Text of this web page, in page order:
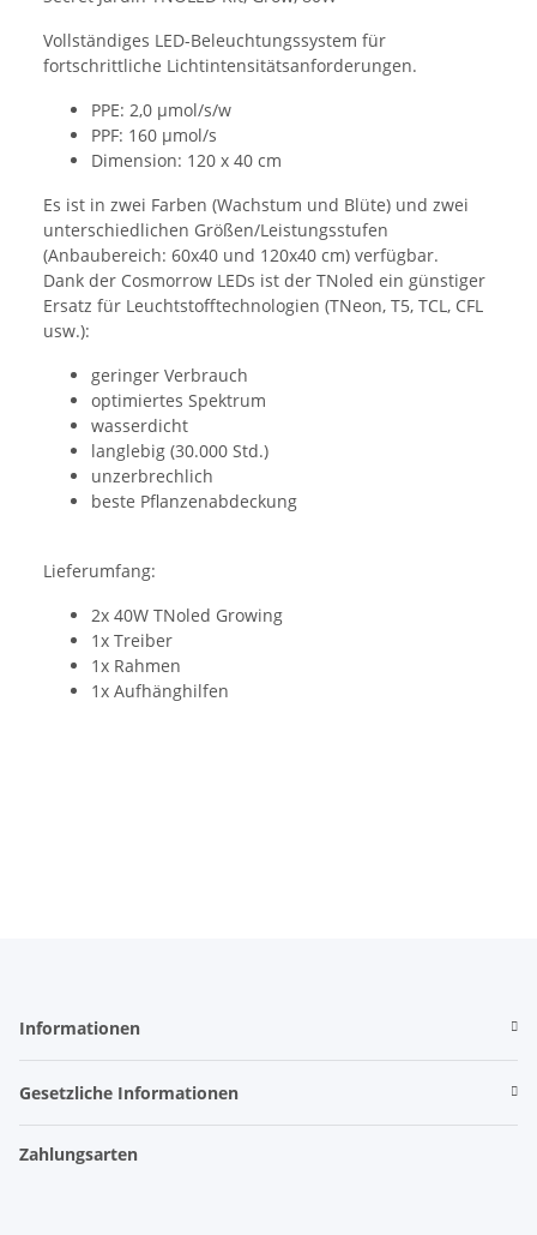
Vollständiges LED-Beleuchtungssystem für
fortschrittliche Lichtintensitätsanforderungen.
PPE: 2,0 µmol/s/w
PPF: 160 µmol/s
Dimension: 120 x 40 cm
Es ist in zwei Farben (Wachstum und Blüte) und zwei
unterschiedlichen Größen/Leistungsstufen
(Anbaubereich: 60x40 und 120x40 cm) verfügbar.
Dank der Cosmorrow LEDs ist der TNoled ein günstiger
Ersatz für Leuchtstofftechnologien (TNeon, T5, TCL, CFL
usw.):
geringer Verbrauch
optimiertes Spektrum
wasserdicht
langlebig (30.000 Std.)
unzerbrechlich
beste Pflanzenabdeckung
Lieferumfang:
2x 40W TNoled Growing
1x Treiber
1x Rahmen
1x Aufhänghilfen
Informationen
Gesetzliche Informationen
Zahlungsarten